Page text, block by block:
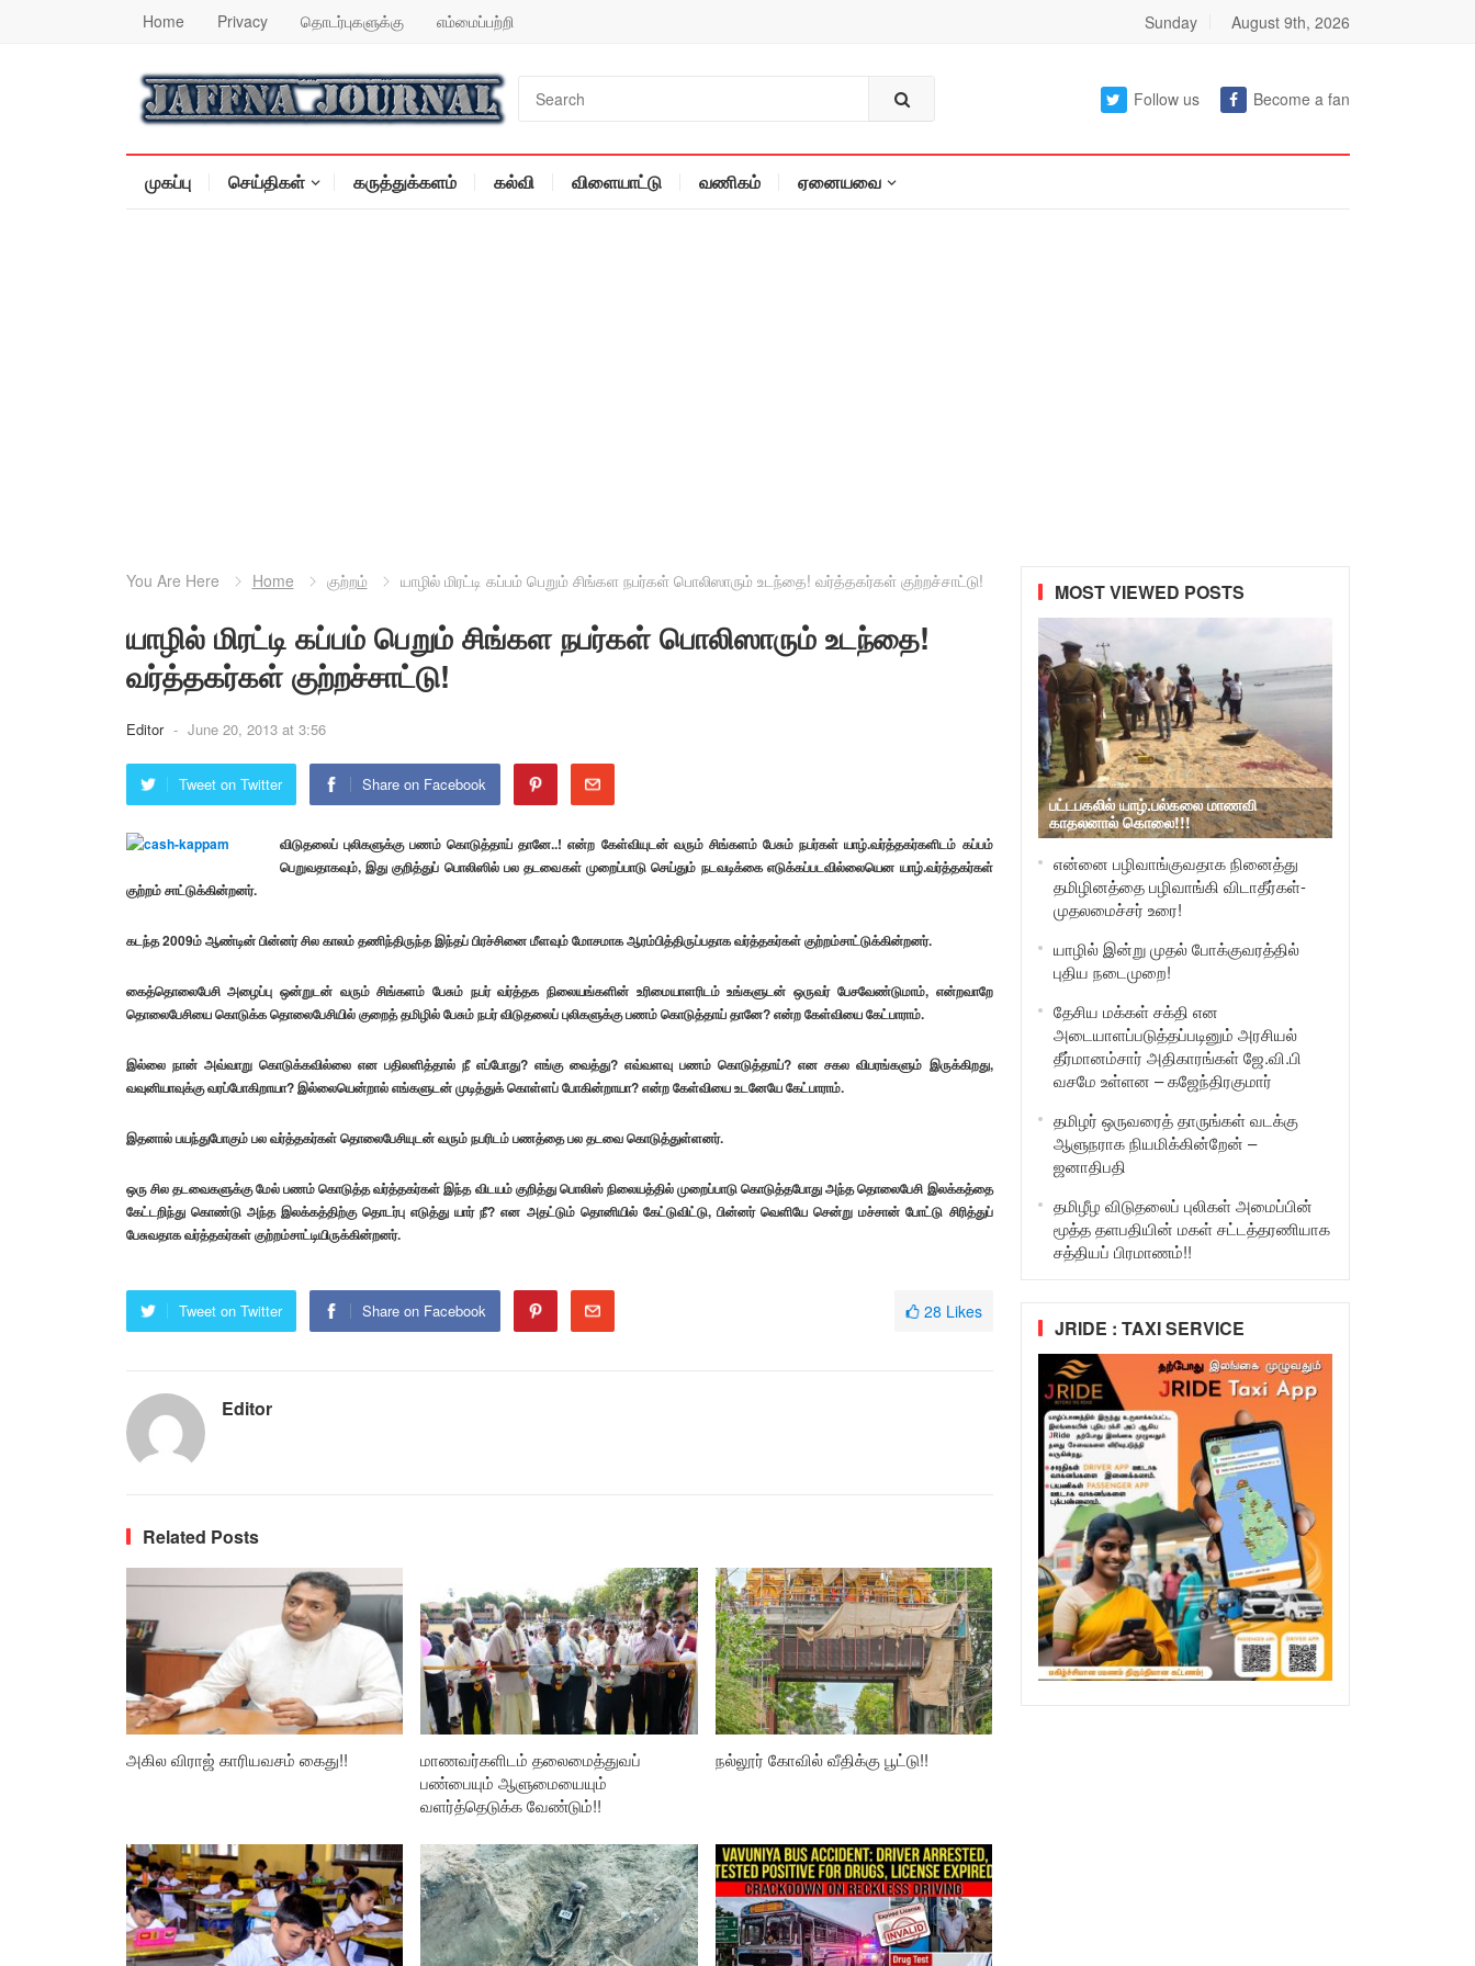
Home Privacy தொடர்புகளுக்கு எம்மைப்பற்றி Sunday August 9th, 2026
Follow us Become a fan
முகப்பு செய்திகள் கருத்துக்களம் கல்வி விளையாட்டு வணிகம் ஏனையவை
You Are Here Home குற்றம் யாழில் மிரட்டி கப்பம் பெறும் சிங்கள நபர்கள் பொலிஸாரும் உடந்தை! வர்த்தகர்கள் குற்றச்சாட்டு!
யாழில் மிரட்டி கப்பம் பெறும் சிங்கள நபர்கள் பொலிஸாரும் உடந்தை!
வர்த்தகர்கள் குற்றச்சாட்டு!
Editor - June 20, 2013 at 3:56
Tweet on Twitter Share on Facebook
விடுதலைப் புலிகளுக்கு பணம் கொடுத்தாய் தானே..! என்ற கேள்வியுடன் வரும் சிங்களம் பேசும் நபர்கள் யாழ்.வர்த்தகர்களிடம் கப்பம்
பெறுவதாகவும், இது குறித்துப் பொலிஸில் பல தடவைகள் முறைப்பாடு செய்தும் நடவடிக்கை எடுக்கப்படவில்லையென யாழ்.வர்த்தகர்கள்
குற்றம் சாட்டுக்கின்றனர்.
கடந்த 2009ம் ஆண்டின் பின்னர் சில காலம் தணிந்திருந்த இந்தப் பிரச்சினை மீளவும் மோசமாக ஆரம்பித்திருப்பதாக வர்த்தகர்கள் குற்றம்சாட்டுக்கின்றனர்.
கைத்தொலைபேசி அழைப்பு ஒன்றுடன் வரும் சிங்களம் பேசும் நபர் வர்த்தக நிலையங்களின் உரிமையாளரிடம் உங்களுடன் ஒருவர் பேசவேண்டுமாம், என்றவாறே
தொலைபேசியை கொடுக்க தொலைபேசியில் குறைத் தமிழில் பேசும் நபர் விடுதலைப் புலிகளுக்கு பணம் கொடுத்தாய் தானே? என்ற கேள்வியை கேட்பாராம்.
இல்லை நான் அவ்வாறு கொடுக்கவில்லை என பதிலளித்தால் நீ எப்போது? எங்கு வைத்து? எவ்வளவு பணம் கொடுத்தாய்? என சகல விபரங்களும் இருக்கிறது,
வவுனியாவுக்கு வரப்போகிறாயா? இல்லையென்றால் எங்களுடன் முடித்துக் கொள்ளப் போகின்றாயா? என்ற கேள்வியை உடனேயே கேட்பாராம்.
இதனால் பயந்துபோகும் பல வர்த்தகர்கள் தொலைபேசியுடன் வரும் நபரிடம் பணத்தை பல தடவை கொடுத்துள்ளனர்.
ஒரு சில தடவைகளுக்கு மேல் பணம் கொடுத்த வர்த்தகர்கள் இந்த விடயம் குறித்து பொலிஸ் நிலையத்தில் முறைப்பாடு கொடுத்தபோது அந்த தொலைபேசி இலக்கத்தை
கேட்டறிந்து கொண்டு அந்த இலக்கத்திற்கு தொடர்பு எடுத்து யார் நீ? என அதட்டும் தொனியில் கேட்டுவிட்டு, பின்னர் வெளியே சென்று மச்சான் போட்டு சிரித்துப்
பேசுவதாக வர்த்தகர்கள் குற்றம்சாட்டியிருக்கின்றனர்.
Tweet on Twitter Share on Facebook 28 Likes
Editor
Related Posts
அகில விராஜ் காரியவசம் கைது!!
மாணவர்களிடம் தலைமைத்துவப்
பண்பையும் ஆளுமையையும்
வளர்த்தெடுக்க வேண்டும்!!
நல்லூர் கோவில் வீதிக்கு பூட்டு!!
MOST VIEWED POSTS
பட்டபகலில் யாழ்.பல்கலை மாணவி
காதலனால் கொலை!!!
என்னை பழிவாங்குவதாக நினைத்து
தமிழினத்தை பழிவாங்கி விடாதீர்கள்-
முதலமைச்சர் உரை!
யாழில் இன்று முதல் போக்குவரத்தில்
புதிய நடைமுறை!
தேசிய மக்கள் சக்தி என
அடையாளப்படுத்தப்படினும் அரசியல்
தீர்மானம்சார் அதிகாரங்கள் ஜே.வி.பி
வசமே உள்ளன – கஜேந்திரகுமார்
தமிழர் ஒருவரைத் தாருங்கள் வடக்கு
ஆளுநராக நியமிக்கின்றேன் –
ஜனாதிபதி
தமிழீழ விடுதலைப் புலிகள் அமைப்பின்
மூத்த தளபதியின் மகள் சட்டத்தரணியாக
சத்தியப் பிரமாணம்!!
JRIDE : TAXI SERVICE